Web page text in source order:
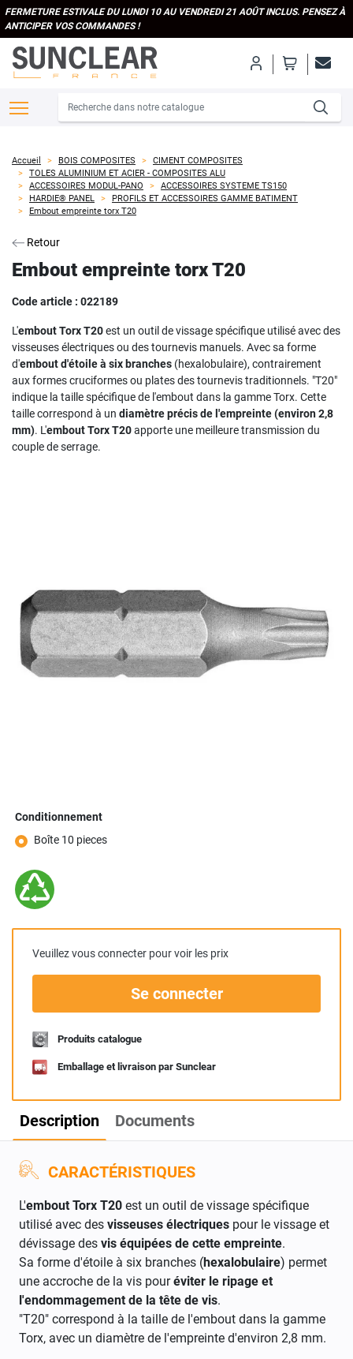
FERMETURE ESTIVALE DU LUNDI 10 AU VENDREDI 21 AOÛT INCLUS. PENSEZ À
ANTICIPER VOS COMMANDES !
Accueil BOIS COMPOSITES
CIMENT COMPOSITES
TOLES ALUMINIUM ET ACIER - COMPOSITES ALU
ACCESSOIRES MODUL-PANO
ACCESSOIRES SYSTEME TS150
HARDIE® PANEL
PROFILS ET ACCESSOIRES GAMME BATIMENT
Embout empreinte torx T20
Retour
Embout empreinte torx T20
Code article : 022189
L'embout Torx T20est un outil de vissage spécifique utilisé avec des
visseuses électriques ou des tournevis manuels. Avec sa forme
d'embout d'étoile à six branches (hexalobulaire), contrairement
aux formes cruciformes ou plates des tournevis traditionnels. "T20"
indique la taille spécifique de l'embout dans la gamme Torx. Cette
taille correspond à un diamètre précis de l'empreinte (environ 2,8
mm). L'embout Torx T20apporte une meilleure transmission du
couple de serrage.
Conditionnement
Boîte 10 pieces
Veuillez vous connecter pour voir les prix
Se connecter
Produits catalogue
Emballage et livraison par Sunclear
Description Documents
CARACTÉRISTIQUES
L'embout Torx T20 est un outil de vissage spécifique
utilisé avec des visseuses électriques pour le vissage et
dévissage des vis équipées de cette empreinte.
Sa forme d'étoile à six branches (hexalobulaire) permet
une accroche de la vis pouréviter le ripage et
l'endommagement de la tête de vis.
"T20" correspond à la taille de l'embout dans la gamme
Torx, avec un diamètre de l'empreinte d'environ 2,8 mm.